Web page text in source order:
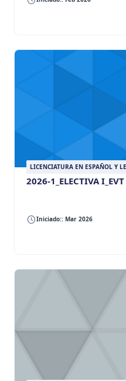
LICENCIATURA EN ESPAÑOL Y
2026-1_ELECTIVA I_EVT
Iniciado:: Mar 2026